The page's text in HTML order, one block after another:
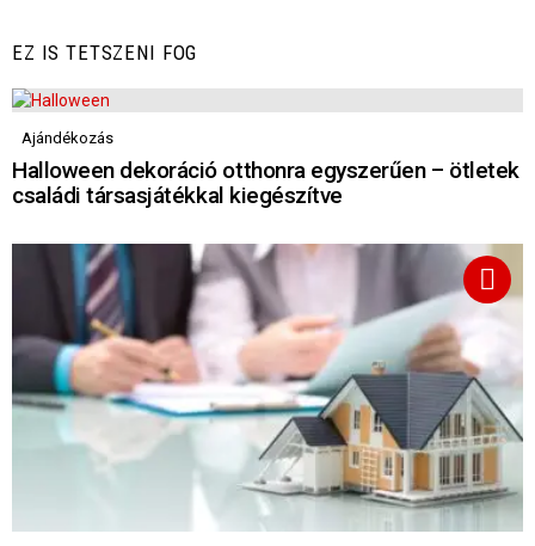
EZ IS TETSZENI FOG
Ajándékozás
Halloween dekoráció otthonra egyszerűen – ötletek
családi társasjátékkal kiegészítve